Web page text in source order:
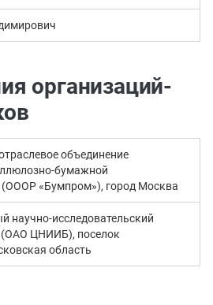
организаций-
объединение
бумажной
«Бумпром»), город Москва
научно-исследовательский
(ОАО ЦНИИБ), поселок
область